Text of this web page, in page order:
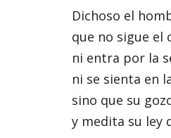
Dichoso el
que no sigue el
ni entra por la
ni se sienta en
sino que su
y medita su ley